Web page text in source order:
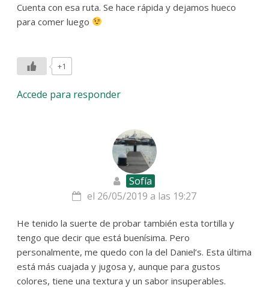
Cuenta con esa ruta. Se hace rápida y dejamos hueco
para comer luego
+1
Accede para responder
Sofía
el 26/05/2019 a las 19:27
He tenido la suerte de probar también esta tortilla y
tengo que decir que está buenísima. Pero
personalmente, me quedo con la del Daniel’s. Esta última
está más cuajada y jugosa y, aunque para gustos
colores, tiene una textura y un sabor insuperables.